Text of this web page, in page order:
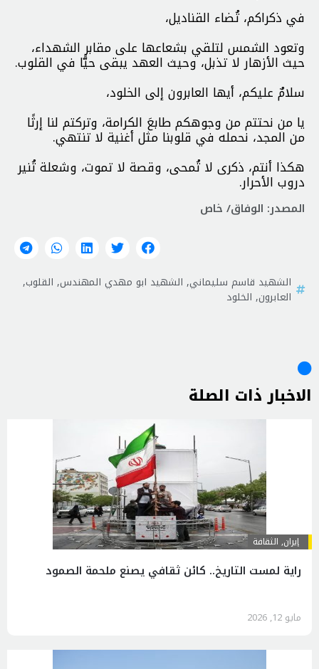
في ذكراكم، تُضاء القناديل،
وتعود الشمس لتلقي بشعاعها على مقابر الشهداء،
حيث الأزهار لا تذبل، وحيث العهد يبقى حيًّا في القلوب.
سلامٌ عليكم، أيها العابرون إلى الخلود،
يا من نحتتم من وجوهكم طابعَ الكرامة، وتركتم لنا إرثًا
من المجد، نحمله في قلوبنا مثل أغنية لا تنتهي.
هكذا أنتم، ذكرى لا تُمحى، وقصة لا تموت، وشعلة تُنير
دروب الأحرار.
المصدر: الوفاق/ خاص
الشهيد قاسم سليماني, الشهيد ابو مهدي المهندس, القلوب,
العابرون, الخلود
الاخبار ذات الصلة
إيران, الثقافة
راية لمست التاريخ.. كائن ثقافي يصنع ملحمة الصمود
مايو 12, 2026